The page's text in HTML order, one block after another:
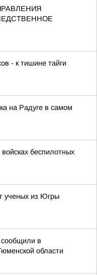
- к тишине тайги
на Радуге в самом
беспилотных
ученых из Югры
в
области